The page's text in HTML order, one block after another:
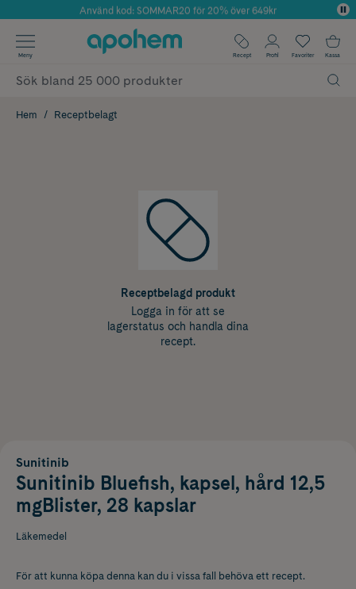
Årets Butik 2025 inom Skönhet
Använd kod: SOMMAR20 för 20% över 649kr
✓ Fri frakt
✓ Poäng på alla köp*
Meny Recept Profil Favoriter Kassa
Hem Receptbelagt
Receptbelagd produkt
Logga in för att se
lagerstatus och handla dina
recept.
Sunitinib
Sunitinib Bluefish, kapsel, hård 12,5
mgBlister, 28 kapslar
Läkemedel
För att kunna köpa denna kan du i vissa fall behöva ett recept.